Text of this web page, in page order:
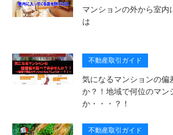
マンションの外から室内
は
不動産取引ガイド
気になるマンションの偏
か？！地域で何位のマン
か・・・？！
不動産取引ガイド